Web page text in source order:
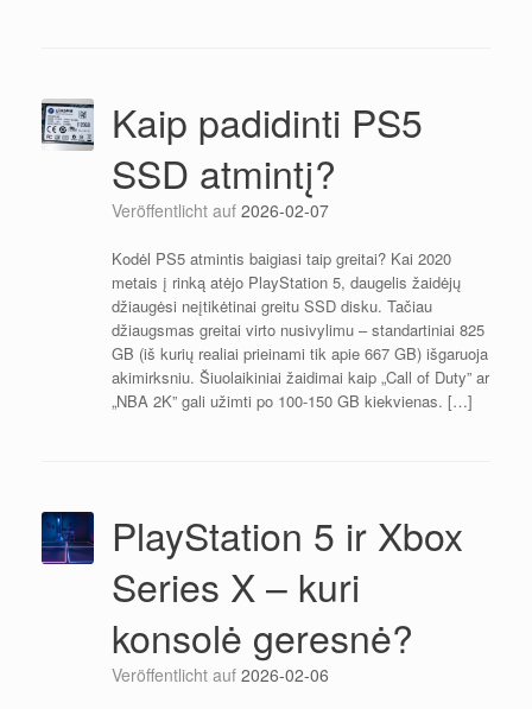
Kaip padidinti PS5
SSD atmintį?
Veröffentlicht auf 2026-02-07
Kodėl PS5 atmintis baigiasi taip greitai? Kai 2020
metais į rinką atėjo PlayStation 5, daugelis žaidėjų
džiaugėsi neįtikėtinai greitu SSD disku. Tačiau
džiaugsmas greitai virto nusivylimu – standartiniai 825
GB (iš kurių realiai prieinami tik apie 667 GB) išgaruoja
akimirksniu. Šiuolaikiniai žaidimai kaip „Call of Duty” ar
„NBA 2K” gali užimti po 100-150 GB kiekvienas. […]
PlayStation 5 ir Xbox
Series X – kuri
konsolė geresnė?
Veröffentlicht auf 2026-02-06